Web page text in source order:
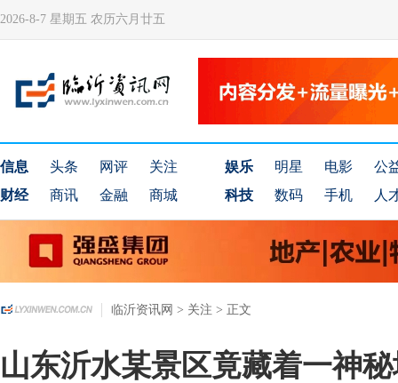
2026-8-7 星期五 农历六月廿五
信息 头条 网评
关注
财经
商讯 金融 商城
娱乐 明星 电影
公
科技
数码 手机 人
临沂资讯网 > 关注 > 正文
山东沂水某景区竟藏着一神